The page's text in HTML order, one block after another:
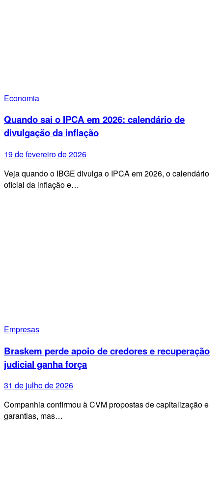
Economia
Quando sai o IPCA em 2026: calendário de
divulgação da inflação
19 de fevereiro de 2026
Veja quando o IBGE divulga o IPCA em 2026, o calendário
oficial da inflação e…
Empresas
Braskem perde apoio de credores e recuperação
judicial ganha força
31 de julho de 2026
Companhia confirmou à CVM propostas de capitalização e
garantias, mas…